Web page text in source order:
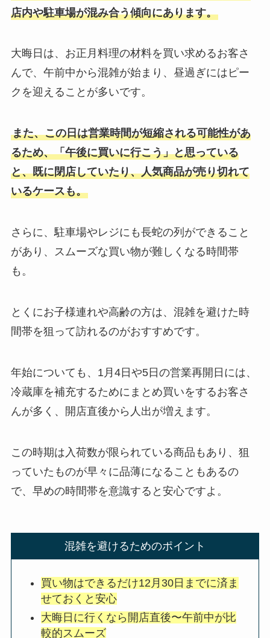
店内や駐車場が混み合う傾向にあります。
大晦日は、お正月料理の材料を買い求めるお客さ
んで、午前中から混雑が始まり、昼過ぎにはピー
クを迎えることが多いです。
また、この日は営業時間が短縮される可能性があ
るため、「午後に買いに行こう」と思っている
と、既に閉店していたり、人気商品が売り切れて
いるケースも。
さらに、駐車場やレジにも長蛇の列ができること
があり、スムーズな買い物が難しくなる時間帯
も。
とくにお子様連れや高齢の方は、混雑を避けた時
間帯を狙って訪れるのがおすすめです。
年始についても、1月4日や5日の営業再開日には、
冷蔵庫を補充するためにまとめ買いをするお客さ
んが多く、開店直後から人出が増えます。
この時期は入荷数が限られている商品もあり、狙
っていたものが早々に品薄になることもあるの
で、早めの時間帯を意識すると安心ですよ。
混雑を避けるためのポイント
買い物はできるだけ12月30日までに済ま
せておくと安心
大晦日に行くなら開店直後〜午前中が比
較的スムーズ